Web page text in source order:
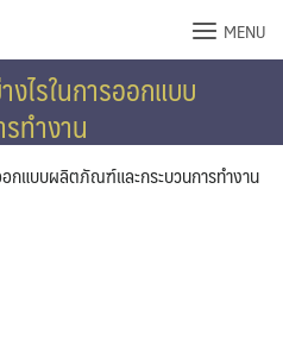
MENU
ไรในการออกแบบ
ทำงาน
กแบบผลิตภัณฑ์และกระบวนการทำงาน